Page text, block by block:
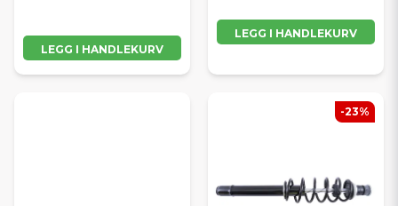
LEGG I HANDLEKURV
LEGG I HANDLEKURV
-23%